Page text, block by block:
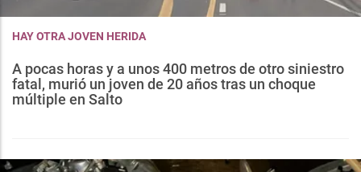
HAY OTRA JOVEN HERIDA
A pocas horas y a unos 400 metros de otro siniestro
fatal, murió un joven de 20 años tras un choque
múltiple en Salto